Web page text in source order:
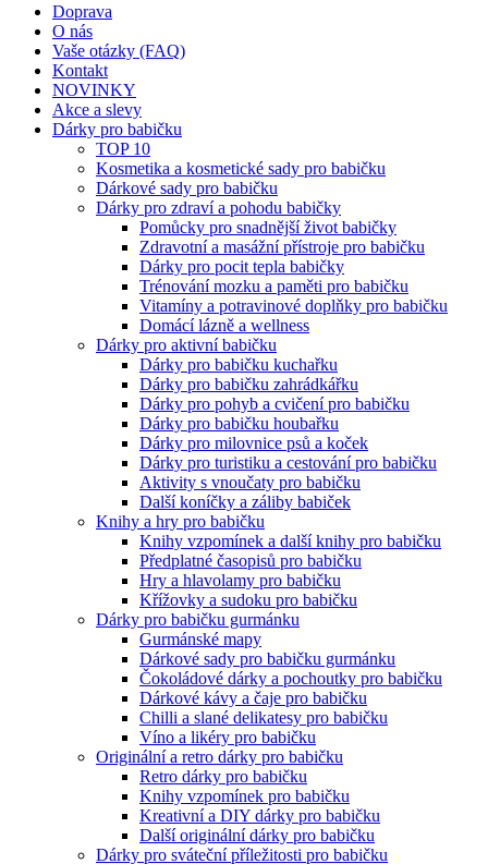
Doprava
O nás
Vaše otázky (FAQ)
Kontakt
NOVINKY
Akce a slevy
Dárky pro babičku
TOP 10
Kosmetika a kosmetické sady pro babičku
Dárkové sady pro babičku
Dárky pro zdraví a pohodu babičky
Pomůcky pro snadnější život babičky
Zdravotní a masážní přístroje pro babičku
Dárky pro pocit tepla babičky
Trénování mozku a paměti pro babičku
Vitamíny a potravinové doplňky pro babičku
Domácí lázně a wellness
Dárky pro aktivní babičku
Dárky pro babičku kuchařku
Dárky pro babičku zahrádkářku
Dárky pro pohyb a cvičení pro babičku
Dárky pro babičku houbařku
Dárky pro milovnice psů a koček
Dárky pro turistiku a cestování pro babičku
Aktivity s vnoučaty pro babičku
Další koníčky a záliby babiček
Knihy a hry pro babičku
Knihy vzpomínek a další knihy pro babičku
Předplatné časopisů pro babičku
Hry a hlavolamy pro babičku
Křížovky a sudoku pro babičku
Dárky pro babičku gurmánku
Gurmánské mapy
Dárkové sady pro babičku gurmánku
Čokoládové dárky a pochoutky pro babičku
Dárkové kávy a čaje pro babičku
Chilli a slané delikatesy pro babičku
Víno a likéry pro babičku
Originální a retro dárky pro babičku
Retro dárky pro babičku
Knihy vzpomínek pro babičku
Kreativní a DIY dárky pro babičku
Další originální dárky pro babičku
Dárky pro sváteční příležitosti pro babičku